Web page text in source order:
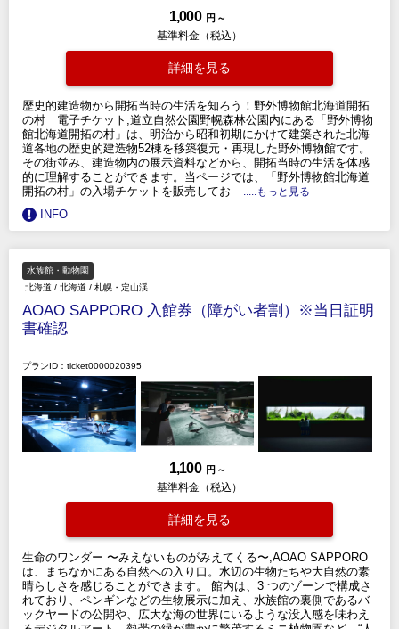
1,000 円 ～
基準料金（税込）
詳細を見る
歴史的建造物から開拓当時の生活を知ろう！野外博物館北海道開拓
の村 電子チケット,道立自然公園野幌森林公園内にある「野外博物
館北海道開拓の村」は、明治から昭和初期にかけて建築された北海
道各地の歴史的建造物52棟を移築復元・再現した野外博物館です。
その街並み、建造物内の展示資料などから、開拓当時の生活を体感
的に理解することができます。当ページでは、「野外博物館北海道
開拓の村」の入場チケットを販売してお
.....もっと見る
INFO
水族館・動物園
北海道 / 北海道 / 札幌・定山渓
AOAO SAPPORO 入館券（障がい者割）※当日証明
書確認
プランID：ticket0000020395
1,100 円 ～
基準料金（税込）
詳細を見る
生命のワンダー 〜みえないものがみえてくる〜,AOAO SAPPORO
は、まちなかにある自然への入り口。水辺の生物たちや大自然の素
晴らしさを感じることができます。 館内は、3 つのゾーンで構成さ
れており、ペンギンなどの生物展示に加え、水族館の裏側であるバ
ックヤードの公開や、広大な海の世界にいるような没入感を味わえ